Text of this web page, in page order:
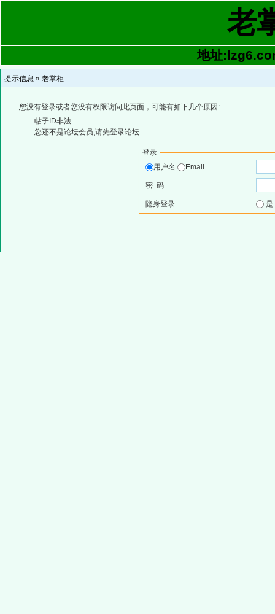
老
地址
提示信息 » 老掌柜
您没有登录或者您没有权限访问此页面，可能有如下几个原因:
帖子ID非法
您还不是论坛会员,请先登录论坛
登录
用户名
Email
密 码
隐身登录